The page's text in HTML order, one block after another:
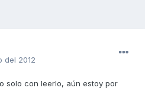
del 2012
solo con leerlo, aún estoy por